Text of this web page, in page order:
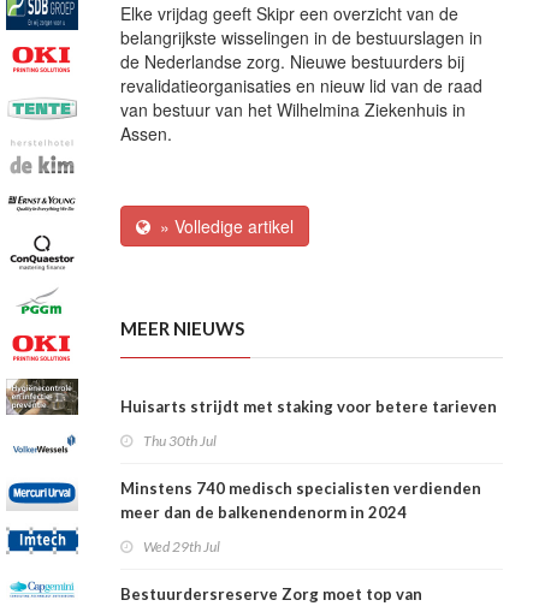
Elke vrijdag geeft Skipr een overzicht van de
belangrijkste wisselingen in de bestuurslagen in
de Nederlandse zorg. Nieuwe bestuurders bij
revalidatieorganisaties en nieuw lid van de raad
van bestuur van het Wilhelmina Ziekenhuis in
Assen.
» Volledige artikel
MEER NIEUWS
Huisarts strijdt met staking voor betere tarieven
Thu 30th Jul
Minstens 740 medisch specialisten verdienden
meer dan de balkenendenorm in 2024
Wed 29th Jul
Bestuurdersreserve Zorg moet top van